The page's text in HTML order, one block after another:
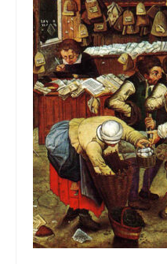
EditorialTecnoTur.com
Contacto (vía TecnoTur)